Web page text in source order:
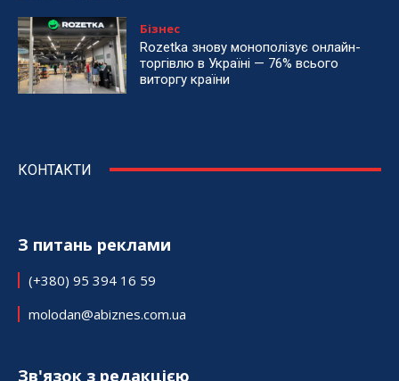
Бізнес
Rozetka знову монополізує онлайн-
торгівлю в Україні — 76% всього
виторгу країни
КОНТАКТИ
З питань реклами
(+380) 95 394 16 59
molodan@abiznes.com.ua
Зв'язок з редакцією